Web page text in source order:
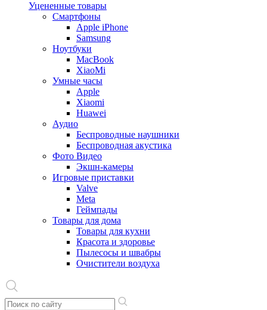
Уцененные товары
Cмартфоны
Apple iPhone
Samsung
Ноутбуки
MacBook
XiaoMi
Умные часы
Apple
Xiaomi
Huawei
Аудио
Беспроводные наушники
Беспроводная акустика
Фото Видео
Экшн-камеры
Игровые приставки
Valve
Meta
Геймпады
Товары для дома
Товары для кухни
Красота и здоровье
Пылесосы и швабры
Очистители воздуха